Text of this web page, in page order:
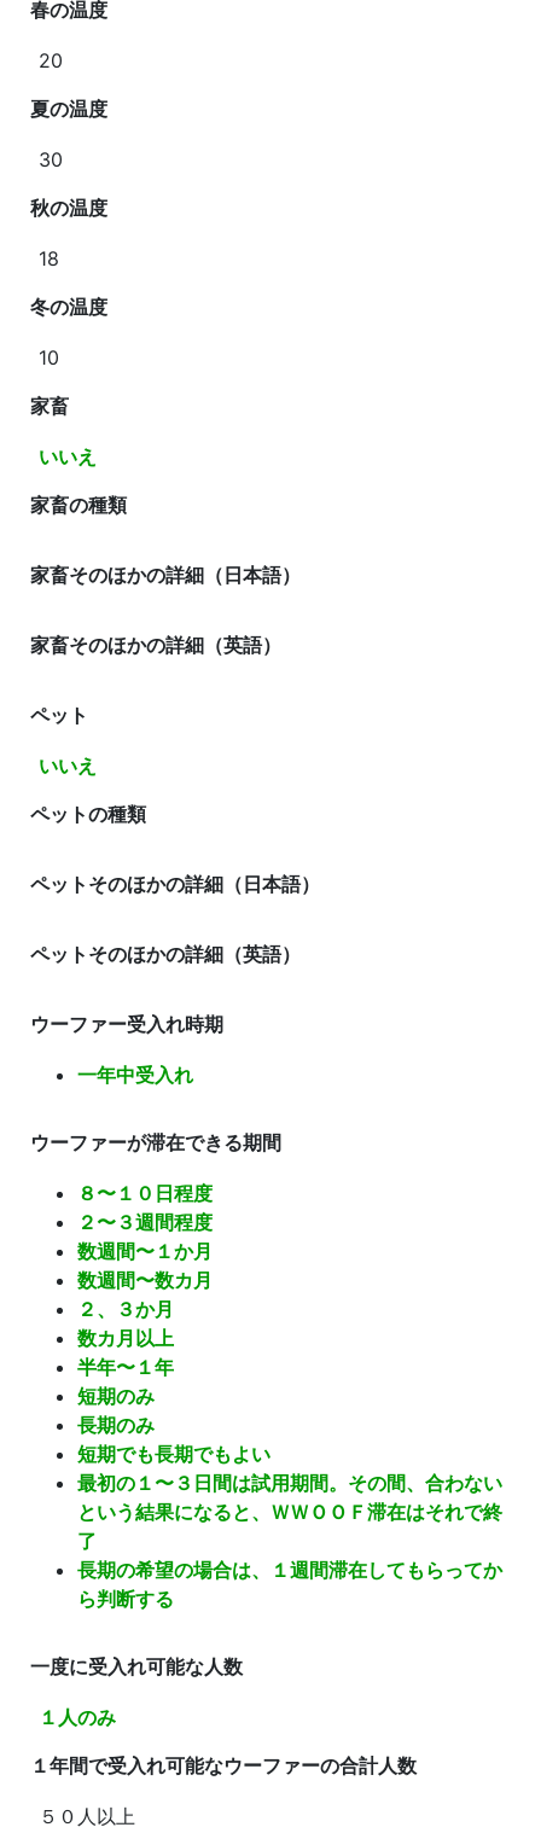
春の温度
20
夏の温度
30
秋の温度
18
冬の温度
10
家畜
いいえ
家畜の種類
家畜そのほかの詳細（日本語）
家畜そのほかの詳細（英語）
ペット
いいえ
ペットの種類
ペットそのほかの詳細（日本語）
ペットそのほかの詳細（英語）
ウーファー受入れ時期
一年中受入れ
ウーファーが滞在できる期間
８〜１０日程度
２〜３週間程度
数週間〜１か月
数週間〜数カ月
２、３か月
数カ月以上
半年〜１年
短期のみ
長期のみ
短期でも長期でもよい
最初の１〜３日間は試用期間。その間、合わない
という結果になると、ＷＷＯＯＦ滞在はそれで終
了
長期の希望の場合は、１週間滞在してもらってか
ら判断する
一度に受入れ可能な人数
１人のみ
１年間で受入れ可能なウーファーの合計人数
５０人以上